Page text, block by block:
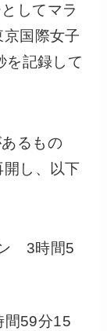
してマラ
国際女子
を記録して
るもの
し、以下
3時間5
59分15